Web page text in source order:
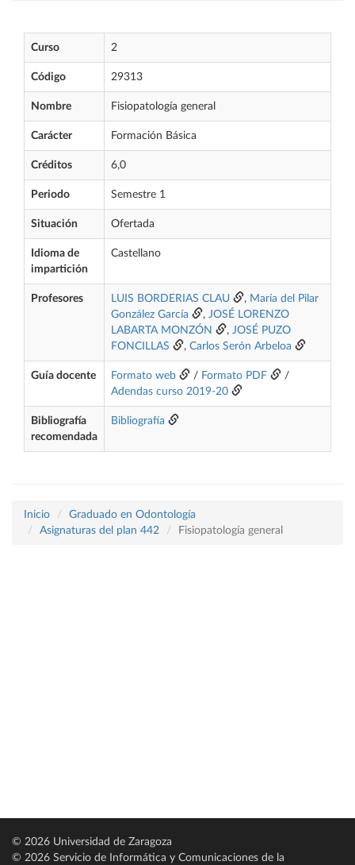
Curso 2
Código 29313
Nombre Fisiopatología general
Carácter Formación Básica
Créditos 6,0
Periodo Semestre 1
Situación Ofertada
Idioma de
impartición
Castellano
Profesores LUIS BORDERIAS CLAU , María del Pilar
González García
, JOSÉ LORENZO
LABARTA MONZÓN
, JOSÉ PUZO
FONCILLAS
, Carlos Serón Arbeloa
Guía docente Formato web / Formato PDF
/
Adendas curso 2019-20
Bibliografía
recomendada
Bibliografía
Inicio
Graduado en Odontología
Asignaturas del plan 442
Fisiopatología general
© 2026 Universidad de Zaragoza
© 2026 Servicio de Informática y Comunicaciones de la